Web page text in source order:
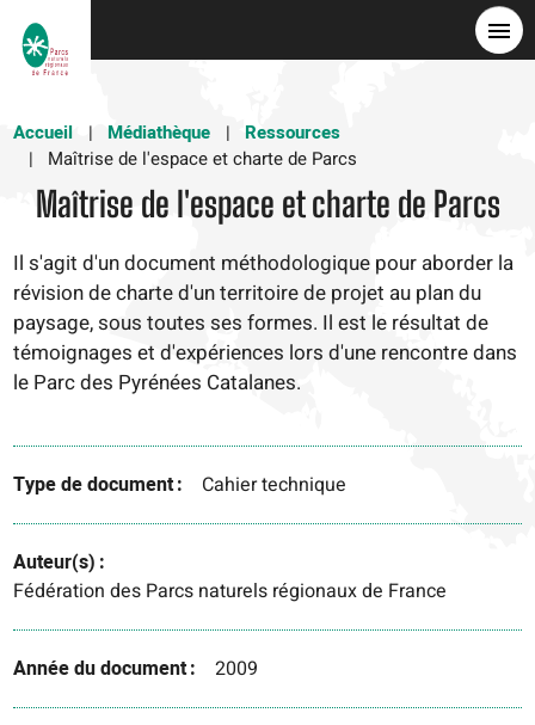
Accueil
Médiathèque
Ressources
Maîtrise de l'espace et charte de Parcs
Maîtrise de l'espace et charte de Parcs
Il s'agit d'un document méthodologique pour aborder la
révision de charte d'un territoire de projet au plan du
paysage, sous toutes ses formes. Il est le résultat de
témoignages et d'expériences lors d'une rencontre dans
le Parc des Pyrénées Catalanes.
Type de document Cahier technique
Auteur(s)
Fédération des Parcs naturels régionaux de France
Année du document 2009